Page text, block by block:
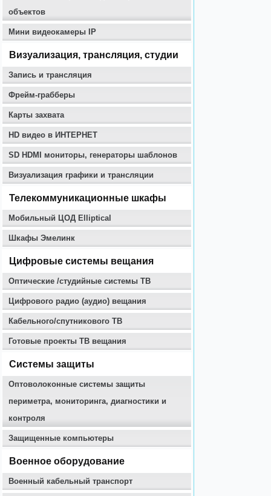
объектов
Мини видеокамеры IP
Визуализация, трансляция, студии
Запись и трансляция
Фрейм-грабберы
Карты захвата
HD видео в ИНТЕРНЕТ
SD HDMI мониторы, генераторы шаблонов
Визуализация графики и трансляции
Телекоммуникационные шкафы
Мобильный ЦОД Elliptical
Шкафы Эмелинк
Цифровые системы вещания
Оптические /студийные системы ТВ
Цифрового радио (аудио) вещания
Кабельного/спутникового ТВ
Готовые проекты ТВ вещания
Системы защиты
Оптоволоконные системы защиты
периметра, мониторинга, диагностики и
контроля
Защищенные компьютеры
Военное оборудование
Военный кабельный транспорт